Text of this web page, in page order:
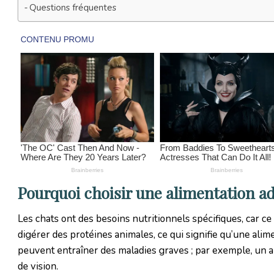
Questions fréquentes
Pourquoi choisir une alimentation
Les chats ont des besoins nutritionnels spécifiques, car
digérer des protéines animales, ce qui signifie qu’une
peuvent entraîner des maladies graves ; par exemple,
de vision.